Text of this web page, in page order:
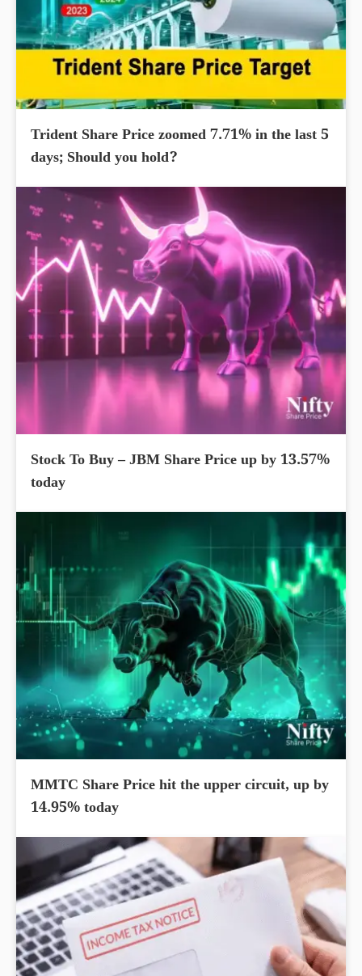
Trident Share Price zoomed 7.71% in the last 5
days; Should you hold?
Stock To Buy – JBM Share Price up by 13.57%
today
MMTC Share Price hit the upper circuit, up by
14.95% today